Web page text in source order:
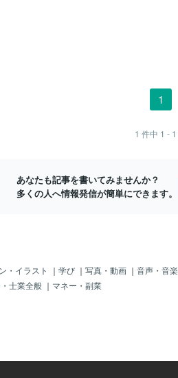
1
1 件中 1 - 1
あなたも記事を書いてみませんか？
多くの人へ情報発信が簡単にできます。
・イラスト ｜ 学び ｜ 写真・動画 ｜ 音声・音楽
士業全般 ｜ マネー・副業